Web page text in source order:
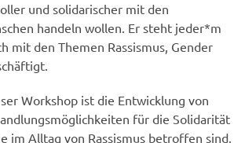
und solidarischer mit den
handeln wollen. Er steht jeder*m
mit den Themen Rassismus, Gender
Workshop ist die Entwicklung von
für die Solidarität
im Alltag von Rassismus betroffen sind.